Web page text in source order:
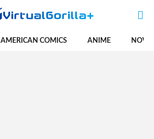
AMERICAN COMICS ANIME